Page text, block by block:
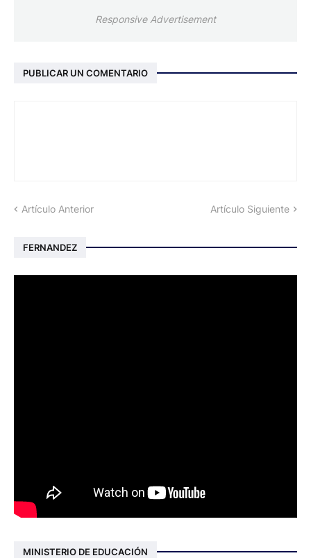
Responsive Advertisement
PUBLICAR UN COMENTARIO
Artículo Anterior Artículo Siguiente
FERNANDEZ
MINISTERIO DE EDUCACIÓN